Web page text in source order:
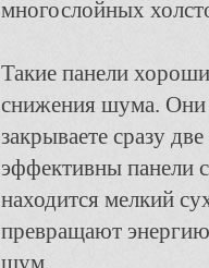
многослойных
Такие панели
снижения шума. Они
закрываете сразу
эффективны панели
находится мелкий
превращают
шум.